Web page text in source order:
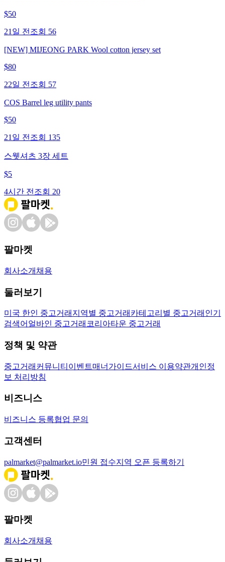
$50
21일 전 조회 56
[NEW] MIJEONG PARK Wool cotton jersey set
$80
22일 전 조회 57
COS Barrel leg utility pants
$50
21일 전 조회 135
스웻셔츠 3장 세트
$5
4시간 전 조회 20
팔마켓
회사소개 채용
둘러보기
미국 한인 중고거래 지역별 중고거래 카테고리별 중고거래 인기
검색어 얼바인 중고거래 코리아타운 중고거래
정책 및 약관
중고거래 커뮤니티 이벤트매너가이드서비스 이용약관개인정
보 처리방침
비즈니스
비즈니스 등록협업 문의
고객센터
palmarket@palmarket.io민원 접수지역 오픈 등록하기
팔마켓
회사소개 채용